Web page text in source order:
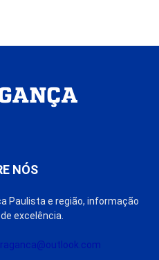
NÓS
Paulista e região, informação
excelência.